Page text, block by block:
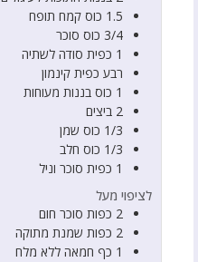
1.5 כוס קמח תופח
3/4 כוס סוכר
1 כפית סודה לשתיה
רבע כפית קינמון
1 כוס בננות מעוחות
2 ביצים
1/3 כוס שמן
1/3 כוס חלב
1 כפית סוכר וניל
לציפוי מעל
2 כפות סוכר חום
2 כפות שמנת מתוקה
1 כף חמאה ללא מלח